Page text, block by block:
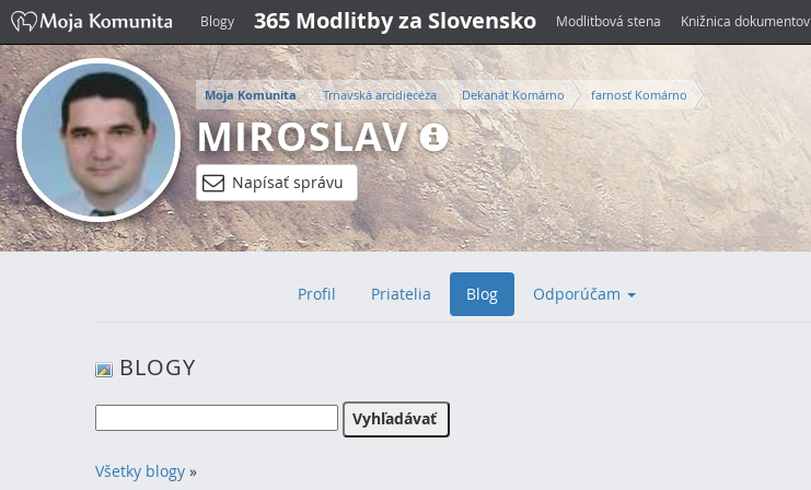
Blogy 365 Modlitby za Slovensko Modlitbová stena Knižnica dokumentov
Moja Komunita Trnavská arcidiecéza Dekanát Komárno farnosť Komárno
MIROSLAV
Napísať správu
Profil Priatelia Blog Odporúčam
BLOGY
Všetky blogy »